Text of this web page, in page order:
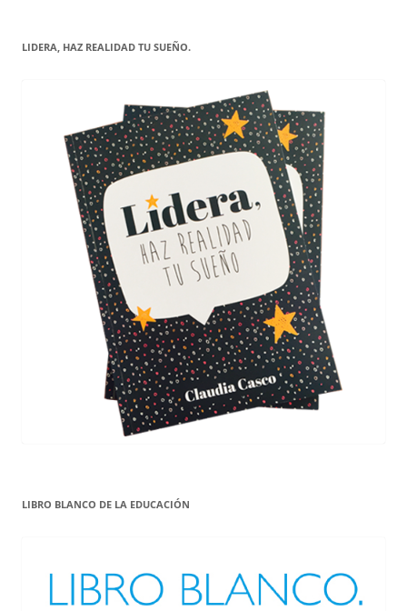
LIDERA, HAZ REALIDAD TU SUEÑO.
LIBRO BLANCO DE LA EDUCACIÓN